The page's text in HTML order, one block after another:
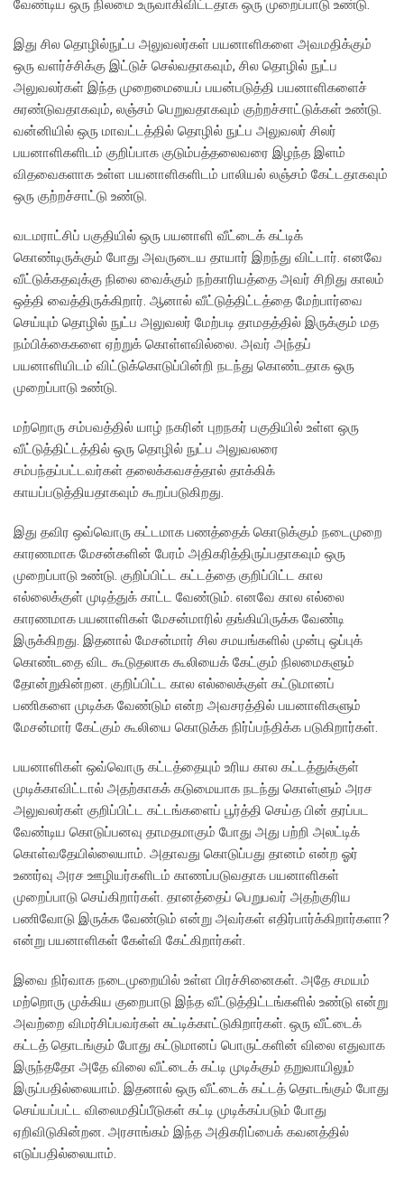
வேண்டிய ஒரு நிலமை உருவாகிவிட்டதாக ஒரு முறைப்பாடு உண்டு.
இது சில தொழில்நுட்ப அலுவலர்கள் பயனாளிகளை அவமதிக்கும்
ஒரு வளர்ச்சிக்கு இட்டுச் செல்வதாகவும், சில தொழில் நுட்ப
அலுவலர்கள் இந்த முறைமையைப் பயன்படுத்தி பயனாளிகளைச்
சுரண்டுவதாகவும், லஞ்சம் பெறுவதாகவும் குற்றச்சாட்டுக்கள் உண்டு.
வன்னியில் ஒரு மாவட்டத்தில் தொழில் நுட்ப அலுவலர் சிலர்
பயனாளிகளிடம் குறிப்பாக குடும்பத்தலைவரை இழந்த இளம்
விதவைகளாக உள்ள பயனாளிகளிடம் பாலியல் லஞ்சம் கேட்டதாகவும்
ஒரு குற்றச்சாட்டு உண்டு.
வடமராட்சிப் பகுதியில் ஒரு பயனாளி வீட்டைக் கட்டிக்
கொண்டிருக்கும் போது அவருடைய தாயார் இறந்து விட்டார். எனவே
வீட்டுக்கதவுக்கு நிலை வைக்கும் நற்காரியத்தை அவர் சிறிது காலம்
ஒத்தி வைத்திருக்கிறார். ஆனால் வீட்டுத்திட்டத்தை மேற்பார்வை
செய்யும் தொழில் நுட்ப அலுவலர் மேற்படி தாமதத்தில் இருக்கும் மத
நம்பிக்கைகளை ஏற்றுக் கொள்ளவில்லை. அவர் அந்தப்
பயனாளியிடம் விட்டுக்கொடுப்பின்றி நடந்து கொண்டதாக ஒரு
முறைப்பாடு உண்டு.
மற்றொரு சம்பவத்தில் யாழ் நகரின் புறநகர் பகுதியில் உள்ள ஒரு
வீட்டுத்திட்டத்தில் ஒரு தொழில் நுட்ப அலுவலரை
சம்பந்தப்பட்டவர்கள் தலைக்கவசத்தால் தாக்கிக்
காயப்படுத்தியதாகவும் கூறப்படுகிறது.
இது தவிர ஒவ்வொரு கட்டமாக பணத்தைக் கொடுக்கும் நடைமுறை
காரணமாக மேசன்களின் பேரம் அதிகரித்திருப்பதாகவும் ஒரு
முறைப்பாடு உண்டு. குறிப்பிட்ட கட்டத்தை குறிப்பிட்ட கால
எல்லைக்குள் முடித்துக் காட்ட வேண்டும். எனவே கால எல்லை
காரணமாக பயனாளிகள் மேசன்மாரில் தங்கியிருக்க வேண்டி
இருக்கிறது. இதனால் மேசன்மார் சில சமயங்களில் முன்பு ஒப்புக்
கொண்டதை விட கூடுதலாக கூலியைக் கேட்கும் நிலமைகளும்
தோன்றுகின்றன. குறிப்பிட்ட கால எல்லைக்குள் கட்டுமானப்
பணிகளை முடிக்க வேண்டும் என்ற அவசரத்தில் பயனாளிகளும்
மேசன்மார் கேட்கும் கூலியை கொடுக்க நிர்ப்பந்திக்க படுகிறார்கள்.
பயனாளிகள் ஒவ்வொரு கட்டத்தையும் உரிய கால கட்டத்துக்குள்
முடிக்காவிட்டால் அதற்காகக் கடுமையாக நடந்து கொள்ளும் அரச
அலுவலர்கள் குறிப்பிட்ட கட்டங்களைப் பூர்த்தி செய்த பின் தரப்பட
வேண்டிய கொடுப்பனவு தாமதமாகும் போது அது பற்றி அலட்டிக்
கொள்வதேயில்லையாம். அதாவது கொடுப்பது தானம் என்ற ஓர்
உணர்வு அரச ஊழியர்களிடம் காணப்படுவதாக பயனாளிகள்
முறைப்பாடு செய்கிறார்கள். தானத்தைப் பெறுபவர் அதற்குரிய
பணிவோடு இருக்க வேண்டும் என்று அவர்கள் எதிர்பார்க்கிறார்களா?
என்று பயனாளிகள் கேள்வி கேட்கிறார்கள்.
இவை நிர்வாக நடைமுறையில் உள்ள பிரச்சினைகள். அதே சமயம்
மற்றொரு முக்கிய குறைபாடு இந்த வீட்டுத்திட்டங்களில் உண்டு என்று
அவற்றை விமர்சிப்பவர்கள் சுட்டிக்காட்டுகிறார்கள். ஒரு வீட்டைக்
கட்டத் தொடங்கும் போது கட்டுமானப் பொருட்களின் விலை எதுவாக
இருந்ததோ அதே விலை வீட்டைக் கட்டி முடிக்கும் தறுவாயிலும்
இருப்பதில்லையாம். இதனால் ஒரு வீட்டைக் கட்டத் தொடங்கும் போது
செய்யப்பட்ட விலைமதிப்பீடுகள் கட்டி முடிக்கப்படும் போது
ஏறிவிடுகின்றன. அரசாங்கம் இந்த அதிகரிப்பைக் கவனத்தில்
எடுப்பதில்லையாம்.